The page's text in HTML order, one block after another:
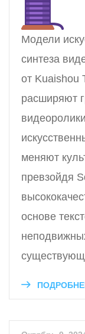
Модели
синтеза
от Kuaishou
расширяют
меняют
превзойдя
основе